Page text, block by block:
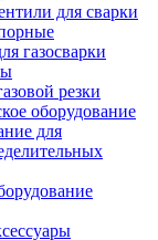
для сварки
газосварки
резки
оборудование
для